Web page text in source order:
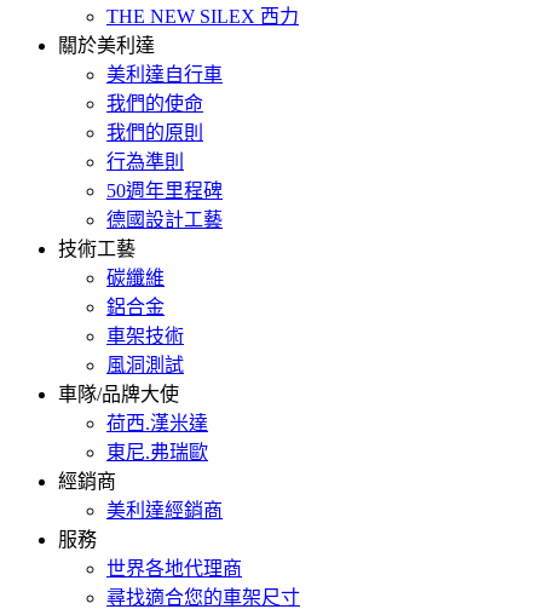
THE NEW SILEX 西力
關於美利達
美利達自行車
我們的使命
我們的原則
行為準則
50週年里程碑
德國設計工藝
技術工藝
碳纖維
鋁合金
車架技術
風洞測試
車隊/品牌大使
荷西.漢米達
東尼.弗瑞歐
經銷商
美利達經銷商
服務
世界各地代理商
尋找適合您的車架尺寸